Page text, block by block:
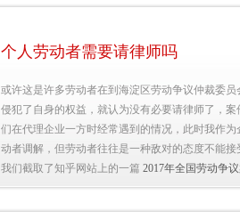
个人劳动者需要请律师吗
或许这是许多劳动者在到海淀区劳动争议仲裁委
侵犯了自身的权益，就认为没有必要请律师了，
们在代理企业一方时经常遇到的情况，此时我作
动者调解，但劳动者往往是一种敌对的态度不能
我们截取了知乎网站上的一篇 2017年全国劳动争